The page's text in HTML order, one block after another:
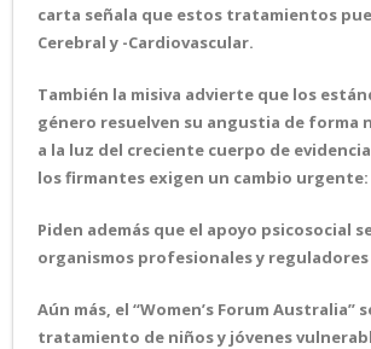
carta señala que estos tratamientos
Cerebral y -Cardiovascular.
También la misiva advierte que los
género resuelven su angustia de forma
a la luz del creciente cuerpo de
los firmantes exigen un cambio
Piden además que el apoyo psicosocial
organismos profesionales y
Aún más, el “Women’s Forum
tratamiento de niños y jóvenes